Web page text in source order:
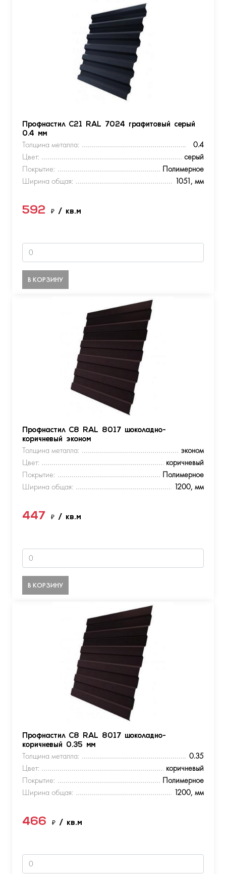
Профнастил С21 RAL 7024 графитовый серый
0.4 мм
Толщина металла:
0.4
Цвет:
серый
Покрытие:
Полимерное
Ширина общая:
1051, мм
592 ₽ / кв.м
В КОРЗИНУ
Профнастил С8 RAL 8017 шоколадно-
коричневый эконом
Толщина металла:
эконом
Цвет:
коричневый
Покрытие:
Полимерное
Ширина общая:
1200, мм
447 ₽ / кв.м
В КОРЗИНУ
Профнастил С8 RAL 8017 шоколадно-
коричневый 0.35 мм
Толщина металла:
0.35
Цвет:
коричневый
Покрытие:
Полимерное
Ширина общая:
1200, мм
466 ₽ / кв.м